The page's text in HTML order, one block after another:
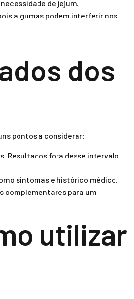
de jejum.
algumas podem interferir nos
dos
pontos a considerar:
Resultados fora desse intervalo
sintomas e histórico médico.
complementares para um
utilizar